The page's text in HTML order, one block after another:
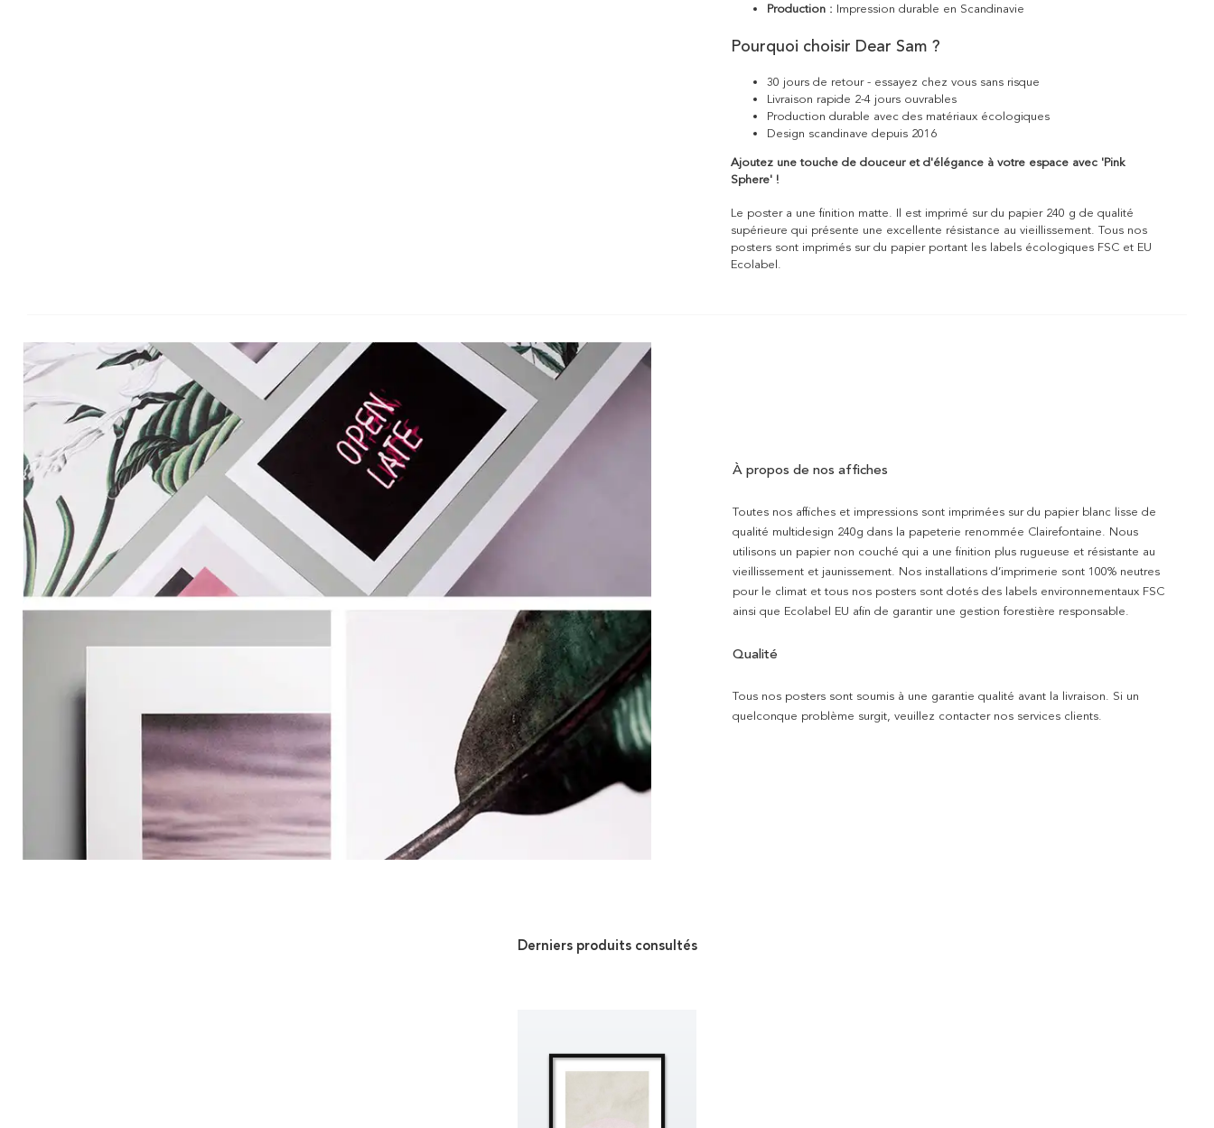
Production : Impression durable en Scandinavie
Pourquoi choisir Dear Sam ?
30 jours de retour - essayez chez vous sans risque
Livraison rapide 2-4 jours ouvrables
Production durable avec des matériaux écologiques
Design scandinave depuis 2016
Ajoutez une touche de douceur et d'élégance à votre espace avec 'Pink
Sphere' !
Le poster a une finition matte. Il est imprimé sur du papier 240 g de qualité
supérieure qui présente une excellente résistance au vieillissement. Tous nos
posters sont imprimés sur du papier portant les labels écologiques FSC et EU
Ecolabel.
À propos de nos affiches
Toutes nos affiches et impressions sont imprimées sur du papier blanc lisse de
qualité multidesign 240g dans la papeterie renommée Clairefontaine. Nous
utilisons un papier non couché qui a une finition plus rugueuse et résistante au
vieillissement et jaunissement. Nos installations d’imprimerie sont 100% neutres
pour le climat et tous nos posters sont dotés des labels environnementaux FSC
ainsi que Ecolabel EU afin de garantir une gestion forestière responsable.
Qualité
Tous nos posters sont soumis à une garantie qualité avant la livraison. Si un
quelconque problème surgit, veuillez contacter nos services clients.
Derniers produits consultés